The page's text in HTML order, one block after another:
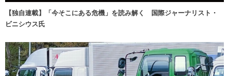
【独自連載】「今そこにある危機」を読み解く 国際ジャーナリスト・
ビニシウス氏